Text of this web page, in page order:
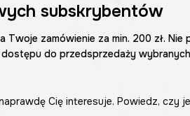
subskrybentów
zamówienie za min. 200 zł. Nie
do przedsprzedaży
Cię interesuje. Powiedz, czy